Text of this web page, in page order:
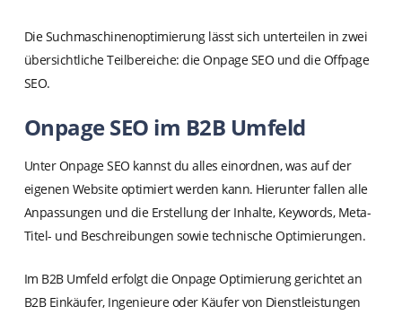
Die Suchmaschinenoptimierung lässt sich unterteilen in zwei
übersichtliche Teilbereiche: die Onpage SEO und die Offpage
SEO.
Onpage SEO im B2B Umfeld
Unter Onpage SEO kannst du alles einordnen, was auf der
eigenen Website optimiert werden kann. Hierunter fallen alle
Anpassungen und die Erstellung der Inhalte, Keywords, Meta-
Titel- und Beschreibungen sowie technische Optimierungen.
Im B2B Umfeld erfolgt die Onpage Optimierung gerichtet an
B2B Einkäufer, Ingenieure oder Käufer von Dienstleistungen